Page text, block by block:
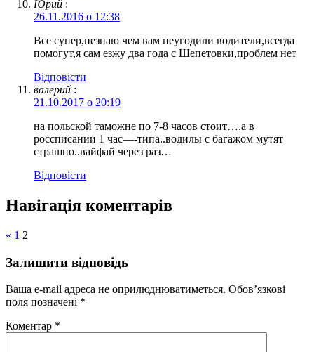
Юрий :
26.11.2016 о 12:38
Все супер,незнаю чем вам неугодили водители,всегда
помогут,я сам езжу два года с Шепетовки,проблем нет
Відповіcти
валерий :
21.10.2017 о 20:19
на польской таможне по 7-8 часов стоит….а в
россписании 1 час—-типа..водилы с багажом мутят
страшно..вайфай через раз…
Відповіcти
Навігація коментарів
« 1 2
Залишити відповідь
Ваша e-mail адреса не оприлюднюватиметься. Обов’язкові
поля позначені *
Коментар *